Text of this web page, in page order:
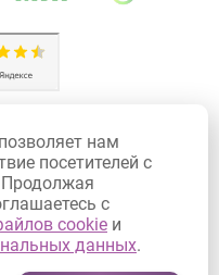
Cookie
данных
рассылок
нам
посетителей с
Продолжая
с
cookie и
данных.